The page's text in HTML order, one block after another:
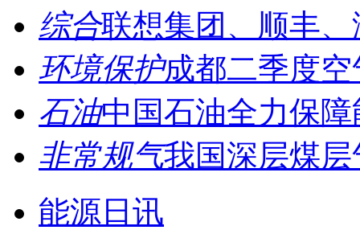
综合联想集团、顺丰
环境保护成都二季度
石油中国石油全力保
非常规气我国深层煤
能源日讯